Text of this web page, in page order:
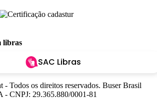
libras
SAC Libras
Todos os direitos reservados. Buser Brasil
- CNPJ: 29.365.880/0001-81